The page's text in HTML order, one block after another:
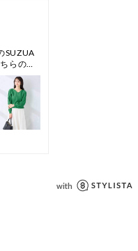
フィット性を追求して
ズサイジング」をはじ
ト性を最優先したシュー
ても、フィットしなけれ